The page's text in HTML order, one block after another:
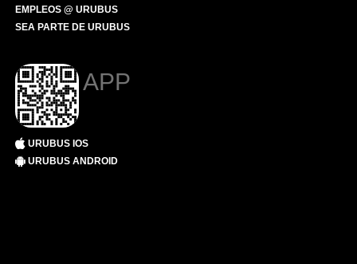
EMPLEOS @ URUBUS
SEA PARTE DE URUBUS
APP
URUBUS IOS
URUBUS ANDROID